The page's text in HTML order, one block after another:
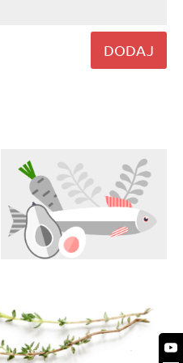
DODAJ